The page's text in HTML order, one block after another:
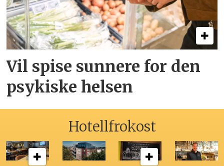
Vil spise sunnere for den
psykiske helsen
Hotellfrokost